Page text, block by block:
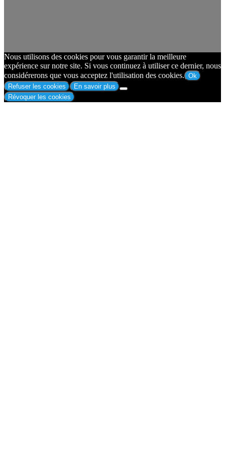
Nous utilisons des cookies pour vous garantir la meilleure
expérience sur notre site. Si vous continuez à utiliser ce dernier, nous
considérerons que vous acceptez l'utilisation des cookies. Ok
Refuser les cookies
En savoir plus
Révoquer les cookies